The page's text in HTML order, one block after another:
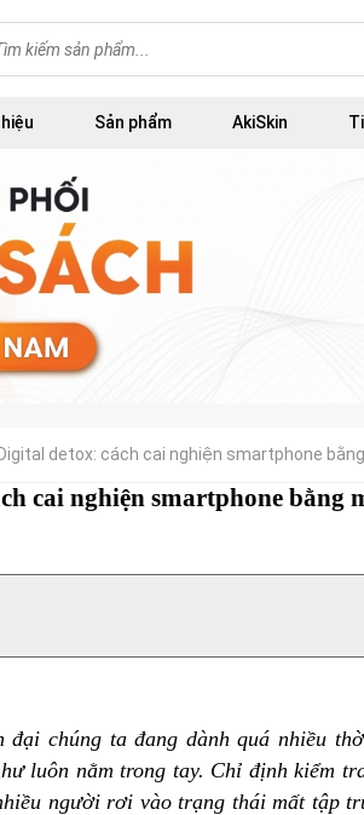
Sản phẩm AkiSkin
digital detox: cách cai nghiện smartphone
cai nghiện smartphone bằng
đại chúng ta đang dành quá nhiều
luôn nằm trong tay. Chỉ định kiểm
người rơi vào trạng thái mất tập